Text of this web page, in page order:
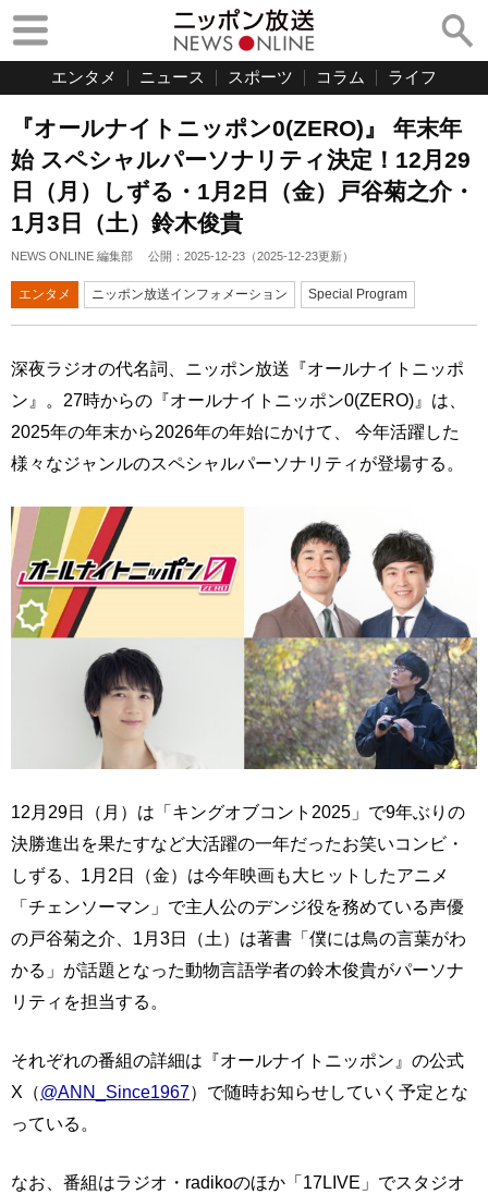
エンタメ ニュース スポーツ コラム ライフ
『オールナイトニッポン0(ZERO)』 年末年
始 スペシャルパーソナリティ決定！12月29
日（月）しずる・1月2日（金）戸谷菊之介・
1月3日（土）鈴木俊貴
NEWS ONLINE 編集部 公開： 2025-12-23 （2025-12-23更新）
エンタメ ニッポン放送インフォメーション Special Program
深夜ラジオの代名詞、ニッポン放送『オールナイトニッポ
ン』。27時からの『オールナイトニッポン0(ZERO)』は、
2025年の年末から2026年の年始にかけて、 今年活躍した
様々なジャンルのスペシャルパーソナリティが登場する。
12月29日（月）は「キングオブコント2025」で9年ぶりの
決勝進出を果たすなど大活躍の一年だったお笑いコンビ・
しずる、1月2日（金）は今年映画も大ヒットしたアニメ
「チェンソーマン」で主人公のデンジ役を務めている声優
の戸谷菊之介、1月3日（土）は著書「僕には鳥の言葉がわ
かる」が話題となった動物言語学者の鈴木俊貴がパーソナ
リティを担当する。
それぞれの番組の詳細は『オールナイトニッポン』の公式
X（@ANN_Since1967）で随時お知らせしていく予定とな
っている。
なお、番組はラジオ・radikoのほか「17LIVE」でスタジオ